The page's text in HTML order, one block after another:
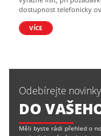
dostupnost telefonicky
VÍCE
Odebírejte
DO
Měli byste rádi přehled o